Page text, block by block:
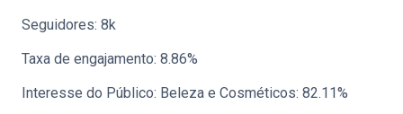
Seguidores: 8k
Taxa de engajamento: 8.86%
Interesse do Público: Beleza e Cosméticos: 82.11%